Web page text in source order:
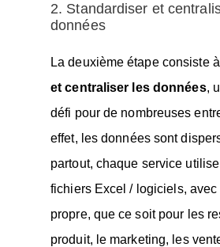
2. Standardiser et
données
La deuxième étape consiste à
et centraliser les données,
défi pour de nombreuses
effet, les données sont
partout, chaque service
fichiers Excel / logiciels, avec
propre, que ce soit pour les
produit, le marketing, les